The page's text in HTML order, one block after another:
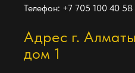
Телефон: +7 705 100 40
Адрес г.
дом 1